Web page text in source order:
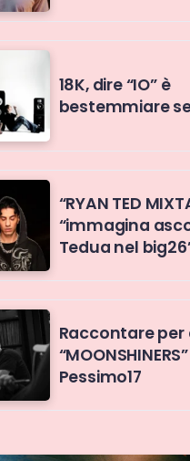
18K, dire “IO” è
bestemmiare
“RYAN TED
“immagina
Tedua nel
Raccontare per
Pessimo17